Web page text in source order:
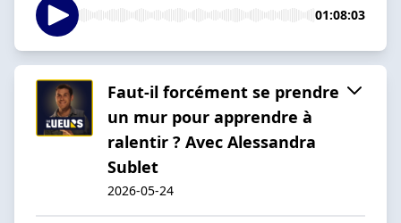
01:08:03
Faut-il forcément se prendre
un mur pour apprendre à
ralentir ? Avec Alessandra
Sublet
2026-05-24